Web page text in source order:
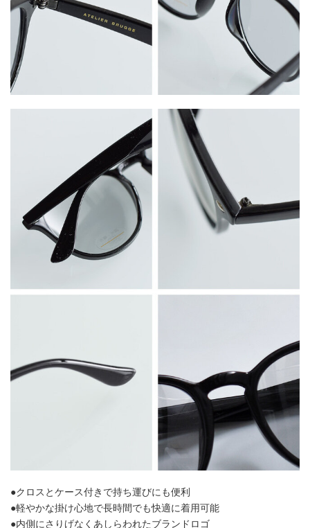
●クロスとケース付きで持ち運びにも便利
●軽やかな掛け心地で長時間でも快適に着用可能
●内側にさりげなくあしらわれたブランドロゴ